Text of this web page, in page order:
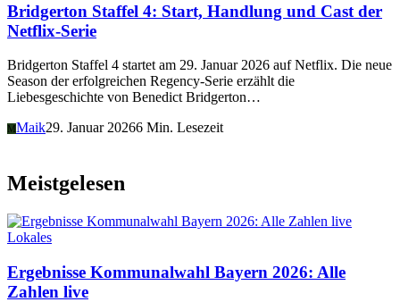
Bridgerton Staffel 4: Start, Handlung und Cast der
Netflix-Serie
Bridgerton Staffel 4 startet am 29. Januar 2026 auf Netflix. Die neue
Season der erfolgreichen Regency-Serie erzählt die
Liebesgeschichte von Benedict Bridgerton…
M Maik29. Januar 20266 Min. Lesezeit
Meistgelesen
Lokales
Ergebnisse Kommunalwahl Bayern 2026: Alle
Zahlen live